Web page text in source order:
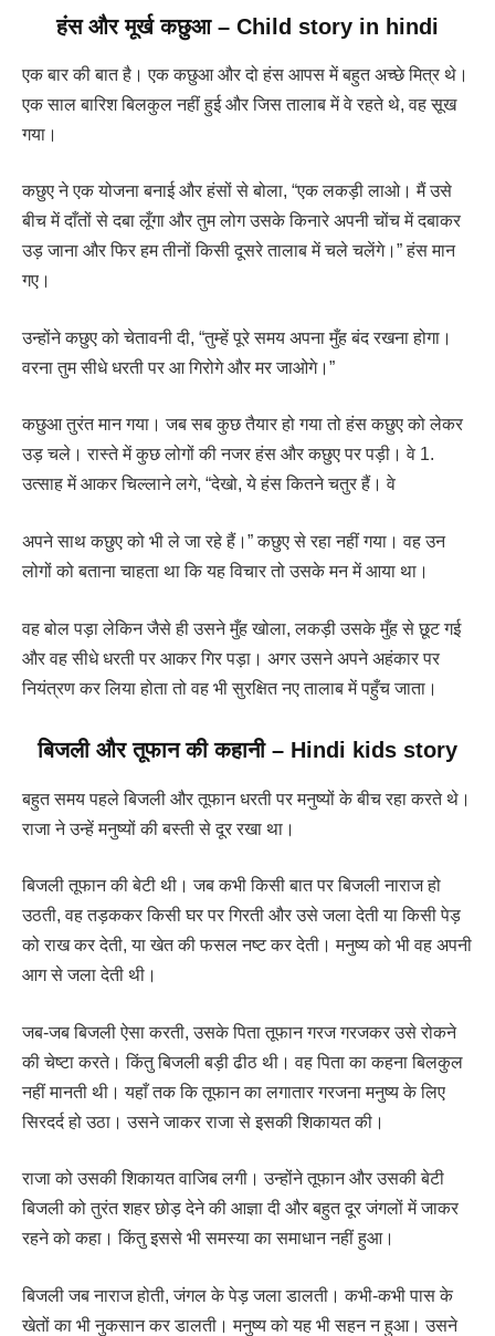
हंस और मूर्ख कछुआ – Child story in hindi
एक बार की बात है। एक कछुआ और दो हंस आपस में बहुत अच्छे मित्र थे।
एक साल बारिश बिलकुल नहीं हुई और जिस तालाब में वे रहते थे, वह सूख
गया।
कछुए ने एक योजना बनाई और हंसों से बोला, “एक लकड़ी लाओ। मैं उसे
बीच में दाँतों से दबा लूँगा और तुम लोग उसके किनारे अपनी चोंच में दबाकर
उड़ जाना और फिर हम तीनों किसी दूसरे तालाब में चले चलेंगे।” हंस मान
गए।
उन्होंने कछुए को चेतावनी दी, “तुम्हें पूरे समय अपना मुँह बंद रखना होगा।
वरना तुम सीधे धरती पर आ गिरोगे और मर जाओगे।”
कछुआ तुरंत मान गया। जब सब कुछ तैयार हो गया तो हंस कछुए को लेकर
उड़ चले। रास्ते में कुछ लोगों की नजर हंस और कछुए पर पड़ी। वे 1.
उत्साह में आकर चिल्लाने लगे, “देखो, ये हंस कितने चतुर हैं। वे
अपने साथ कछुए को भी ले जा रहे हैं।” कछुए से रहा नहीं गया। वह उन
लोगों को बताना चाहता था कि यह विचार तो उसके मन में आया था।
वह बोल पड़ा लेकिन जैसे ही उसने मुँह खोला, लकड़ी उसके मुँह से छूट गई
और वह सीधे धरती पर आकर गिर पड़ा। अगर उसने अपने अहंकार पर
नियंत्रण कर लिया होता तो वह भी सुरक्षित नए तालाब में पहुँच जाता।
बिजली और तूफान की कहानी– Hindi kids story
बहुत समय पहले बिजली और तूफान धरती पर मनुष्यों के बीच रहा करते थे।
राजा ने उन्हें मनुष्यों की बस्ती से दूर रखा था।
बिजली तूफान की बेटी थी। जब कभी किसी बात पर बिजली नाराज हो
उठती, वह तड़ककर किसी घर पर गिरती और उसे जला देती या किसी पेड़
को राख कर देती, या खेत की फसल नष्ट कर देती। मनुष्य को भी वह अपनी
आग से जला देती थी।
जब-जब बिजली ऐसा करती, उसके पिता तूफान गरज गरजकर उसे रोकने
की चेष्टा करते। किंतु बिजली बड़ी ढीठ थी। वह पिता का कहना बिलकुल
नहीं मानती थी। यहाँ तक कि तूफान का लगातार गरजना मनुष्य के लिए
सिरदर्द हो उठा। उसने जाकर राजा से इसकी शिकायत की।
राजा को उसकी शिकायत वाजिब लगी। उन्होंने तूफान और उसकी बेटी
बिजली को तुरंत शहर छोड़ देने की आज्ञा दी और बहुत दूर जंगलों में जाकर
रहने को कहा। किंतु इससे भी समस्या का समाधान नहीं हुआ।
बिजली जब नाराज होती, जंगल के पेड़ जला डालती। कभी-कभी पास के
खेतों का भी नुकसान कर डालती। मनुष्य को यह भी सहन न हुआ। उसने